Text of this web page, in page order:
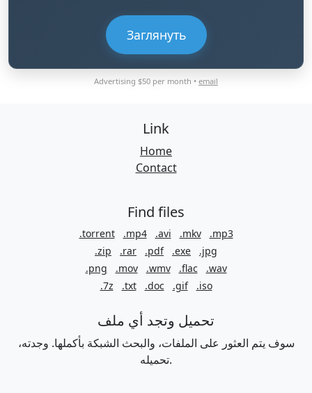
Заглянуть
Advertising $50 per month • email
Link
Home
Contact
Find files
.torrent .mp4 .avi .mkv
.mp3
.zip
.rar .pdf .exe
.jpg
.png
.mov .wmv .flac
.wav
.7z
.txt .doc .gif .iso
تحميل وتجد أي ملف
سوف يتم العثور على الملفات، والبحث الشبكة بأكملها. وجدته،
تحميله.